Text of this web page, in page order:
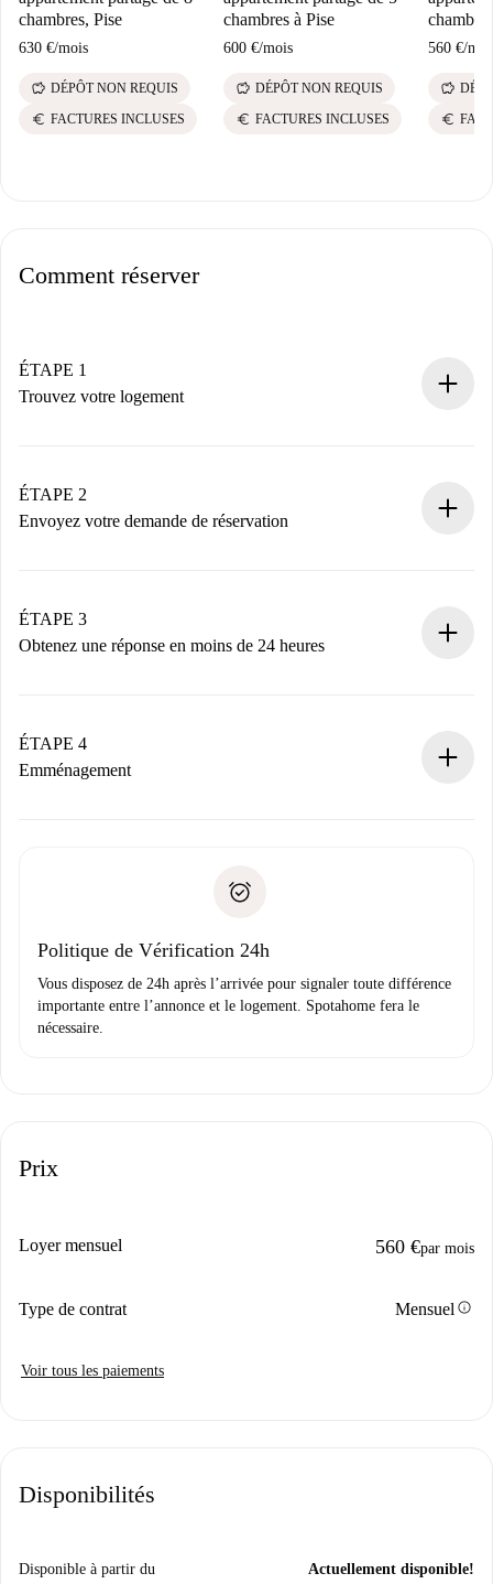
chambres, Pise
630 €/mois
savings DÉPÔT NON REQUIS
euro FACTURES INCLUSES
chambres à Pise
600 €/mois
savings DÉPÔT NON REQUIS
euro FACTURES INCLUSES
560 €/
savings
euro
Comment réserver
ÉTAPE 1
Trouvez votre logement
Vous disposez à l’avance de toutes les informations
nécessaires.
ÉTAPE 2
Envoyez votre demande de réservation
Nous ne vous facturerons rien tant que le propriétaire
n’aura pas accepté.
ÉTAPE 3
Obtenez une réponse en moins de 24 heures
contact avec le propriétaire.
Si refusé : aucun prélèvement et nous vous proposerons
Justificatif de solvabilité
ÉTAPE 4
Emménagement
uniquement si aucun problème n'est signalé.
Politique de Vérification 24h
Vous disposez de 24h après l’arrivée pour signaler toute différence
importante entre l’annonce et le logement. Spotahome fera le
nécessaire.
Prix
Loyer mensuel 560 €par mois
Type de contrat Mensuel info
Voir tous les paiements
Disponibilités
Disponible à partir du Actuellement disponible!